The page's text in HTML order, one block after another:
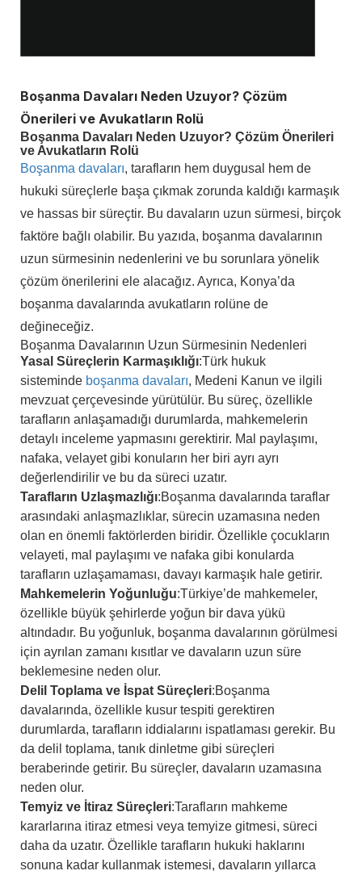
Boşanma Davaları Neden Uzuyor? Çözüm
Önerileri ve Avukatların Rolü
Boşanma Davaları Neden Uzuyor? Çözüm Önerileri
ve Avukatların Rolü
Boşanma davaları, tarafların hem duygusal hem de
hukuki süreçlerle başa çıkmak zorunda kaldığı karmaşık
ve hassas bir süreçtir. Bu davaların uzun sürmesi, birçok
faktöre bağlı olabilir. Bu yazıda, boşanma davalarının
uzun sürmesinin nedenlerini ve bu sorunlara yönelik
çözüm önerilerini ele alacağız. Ayrıca, Konya’da
boşanma davalarında avukatların rolüne de
değineceğiz.
Boşanma Davalarının Uzun Sürmesinin Nedenleri
Yasal Süreçlerin Karmaşıklığı:Türk hukuk
sisteminde boşanma davaları, Medeni Kanun ve ilgili
mevzuat çerçevesinde yürütülür. Bu süreç, özellikle
tarafların anlaşamadığı durumlarda, mahkemelerin
detaylı inceleme yapmasını gerektirir. Mal paylaşımı,
nafaka, velayet gibi konuların her biri ayrı ayrı
değerlendirilir ve bu da süreci uzatır.
Tarafların Uzlaşmazlığı:Boşanma davalarında taraflar
arasındaki anlaşmazlıklar, sürecin uzamasına neden
olan en önemli faktörlerden biridir. Özellikle çocukların
velayeti, mal paylaşımı ve nafaka gibi konularda
tarafların uzlaşamaması, davayı karmaşık hale getirir.
Mahkemelerin Yoğunluğu:Türkiye’de mahkemeler,
özellikle büyük şehirlerde yoğun bir dava yükü
altındadır. Bu yoğunluk, boşanma davalarının görülmesi
için ayrılan zamanı kısıtlar ve davaların uzun süre
beklemesine neden olur.
Delil Toplama ve İspat Süreçleri:Boşanma
davalarında, özellikle kusur tespiti gerektiren
durumlarda, tarafların iddialarını ispatlaması gerekir. Bu
da delil toplama, tanık dinletme gibi süreçleri
beraberinde getirir. Bu süreçler, davaların uzamasına
neden olur.
Temyiz ve İtiraz Süreçleri:Tarafların mahkeme
kararlarına itiraz etmesi veya temyize gitmesi, süreci
daha da uzatır. Özellikle tarafların hukuki haklarını
sonuna kadar kullanmak istemesi, davaların yıllarca